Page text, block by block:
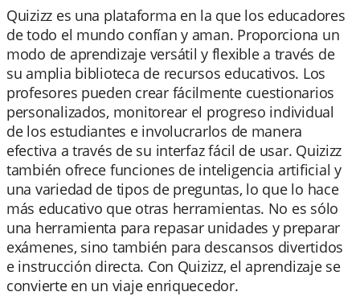
Quizizz es una plataforma en la que los educadores
de todo el mundo confían y aman. Proporciona un
modo de aprendizaje versátil y flexible a través de
su amplia biblioteca de recursos educativos. Los
profesores pueden crear fácilmente cuestionarios
personalizados, monitorear el progreso individual
de los estudiantes e involucrarlos de manera
efectiva a través de su interfaz fácil de usar. Quizizz
también ofrece funciones de inteligencia artificial y
una variedad de tipos de preguntas, lo que lo hace
más educativo que otras herramientas. No es sólo
una herramienta para repasar unidades y preparar
exámenes, sino también para descansos divertidos
e instrucción directa. Con Quizizz, el aprendizaje se
convierte en un viaje enriquecedor.